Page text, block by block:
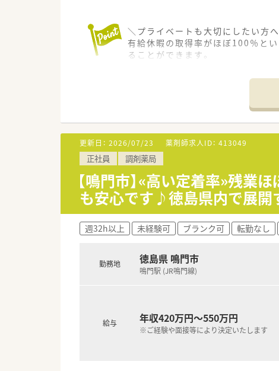
＼プライベートも大切にしたい方へ
有給休暇の取得率がほぼ100％と
ることができます。
■徳島市と鳴門市を中心に地域密
■他の薬局と比較して人員を多め
■40代の社長自らも薬剤師として
【求人情報について】
■正社員としての募集で想定年収
■昇給は年1回、賞与は年2回支給
■住宅手当や職務手当などの各種
更新日： 2026/07/23 薬剤師求人ID： 413049
正社員 調剤薬局
【鳴門市】«高い定着率»残業
も安心です♪徳島県内で展開
週32h以上 未経験可 ブランク可 転勤なし
勤務地 徳島県 鳴門市
鳴門駅 (JR鳴門線)
給与 年収420万円～550万円
※ご経験や面接等により決定いたします